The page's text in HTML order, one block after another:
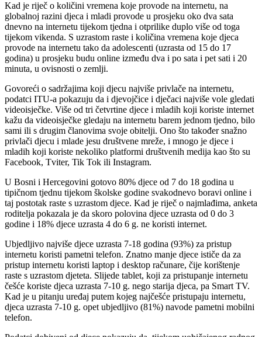
Kad je riječ o količini vremena koje provode na internetu, na
globalnoj razini djeca i mladi provode u prosjeku oko dva sata
dnevno na internetu tijekom tjedna i otprilike duplo više od toga
tijekom vikenda. S uzrastom raste i količina vremena koje djeca
provode na internetu tako da adolescenti (uzrasta od 15 do 17
godina) u prosjeku budu online između dva i po sata i pet sati i 20
minuta, u ovisnosti o zemlji.
Govoreći o sadržajima koji djecu najviše privlače na internetu,
podatci ITU-a pokazuju da i djevojčice i dječaci najviše vole gledati
videoisječke. Više od tri četvrtine djece i mladih koji koriste internet
kažu da videoisječke gledaju na internetu barem jednom tjedno, bilo
sami ili s drugim članovima svoje obitelji. Ono što također snažno
privlači djecu i mlade jesu društvene mreže, i mnogo je djece i
mladih koji koriste nekoliko platformi društvenih medija kao što su
Facebook, Tviter, Tik Tok ili Instagram.
U Bosni i Hercegovini gotovo 80% djece od 7 do 18 godina u
tipičnom tjednu tijekom školske godine svakodnevo boravi online i
taj postotak raste s uzrastom djece. Kad je riječ o najmlađima, anketa
roditelja pokazala je da skoro polovina djece uzrasta od 0 do 3
godine i 18% djece uzrasta 4 do 6 g. ne koristi internet.
Ubjedljivo najviše djece uzrasta 7-18 godina (93%) za pristup
internetu koristi pametni telefon. Znatno manje djece ističe da za
pristup internetu koristi laptop i desktop računare, čije korištenje
raste s uzrastom djeteta. Slijede tablet, koji za pristupanje internetu
češće koriste djeca uzrasta 7-10 g. nego starija djeca, pa Smart TV.
Kad je u pitanju uređaj putem kojeg najčešće pristupaju internetu,
djeca uzrasta 7-10 g. opet ubjedljivo (81%) navode pametni mobilni
telefon.